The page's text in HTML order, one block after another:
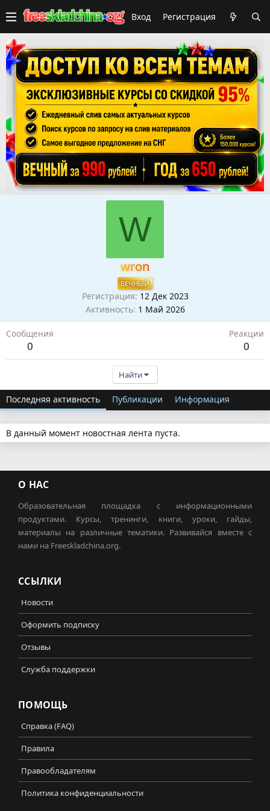
Вход Регистрация
W
wron
ВЕЧНЫЙ
Регистрация 12 Дек 2023
Активность 1 Май 2026
Сообщения
0
Реакции
0
Найти
Последняя активность Публикации Информация
В данный момент новостная лента пуста.
О НАС
Образовательная площадка с информационными
продуктами. Курсы, тренинги, книги, уроки, гайды,
материалы на различные тематики. Развивайся вместе с
нами на Freeskladchina.org.
ССЫЛКИ
Новости
Оформить подписку
Отзывы
Служба поддержки
ПОМОЩЬ
Справка (FAQ)
Правила
Правообладателям
Политика конфиденциальности